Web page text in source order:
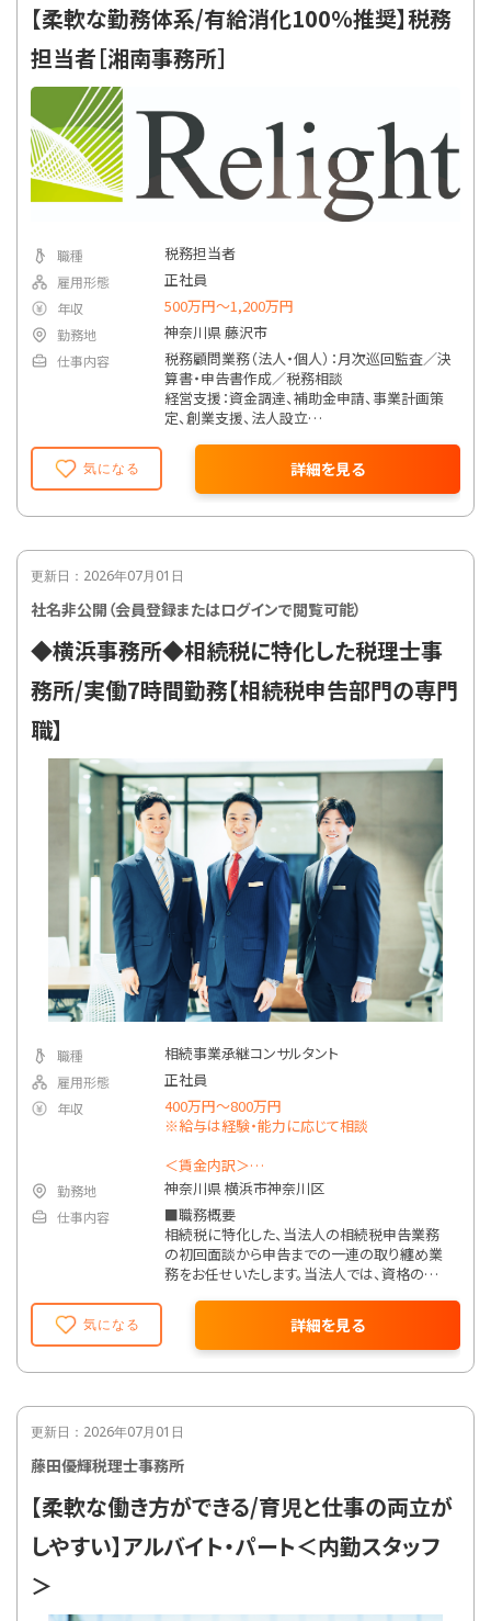
【柔軟な勤務体系/有給消化100％推奨】税務
担当者［湘南事務所］
気になる 詳細を見る
職種 税務担当者
雇用形態 正社員
年収 500万円〜1,200万円
勤務地 神奈川県 藤沢市
仕事内容
税務顧問業務（法人・個人）：月次巡回監査／決
算書・申告書作成／税務相談
経営支援：資金調達、補助金申請、事業計画策
定、創業支援、法人設立
法人コンサルティング
M&A・事業再編：株価算定、スキーム提案、専門
家ネットワークとの連携
顧客担当制：法人・個人をバランスよく持ち、業
業など）
チーム体制：相続・医療・農業など各分野に特
更新日：2026年07月01日
社名非公開（会員登録またはログインで閲覧可能）
◆横浜事務所◆相続税に特化した税理士事
務所/実働7時間勤務【相続税申告部門の専門
職】
気になる 詳細を見る
職種 相続事業承継コンサルタント
雇用形態 正社員
年収
400万円～800万円
※給与は経験・能力に応じて相談
＜賃金内訳＞
月額（基本給）：184,200円～368,400円
固定残業手当/月：65,800円～131,600円（固定
残業時間40時間0分/月）
超過した時間外労働の残業手当は追加支給
月給：250,000円～500,000円（一律手当を含
残業手当：有
勤務地 神奈川県 横浜市神奈川区
仕事内容
■職務概要
相続税に特化した、当法人の相続税申告業務
の初回面談から申告までの一連の取り纏め業
務をお任せいたします。当法人では、資格の有
案件差配など行っており、様々な案件の担当が
■職務詳細
相続税の申告部門を担当いただきます。将来の
プロフェッショナルになれる、研修制度など充
すので相続税業務未経験者でも安心です。
▼相続税顧問業務
相続税申告業務の初回面談から申告までの一
メインはHPやフリーダイヤルからの既存顧客の
※新規顧客の開拓に関しては、別の営業部隊
更新日：2026年07月01日
藤田優輝税理士事務所
【柔軟な働き方ができる/育児と仕事の両立が
しやすい】アルバイト・パート＜内勤スタッフ
＞